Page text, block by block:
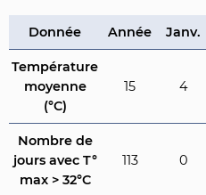
Donnée Année Janv.
Température
moyenne
(°C)
15 4
Nombre de
jours avec T°
max > 32°C
113 0